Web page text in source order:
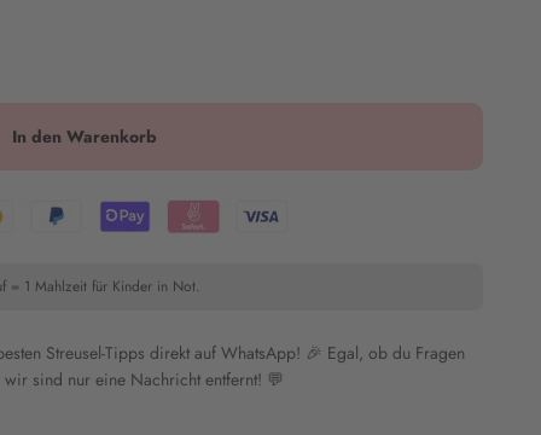
In den Warenkorb
= 1 Mahlzeit für Kinder in Not.
Streusel-Tipps direkt auf WhatsApp! 🎉 Egal, ob du Fragen
sind nur eine Nachricht entfernt! 💬